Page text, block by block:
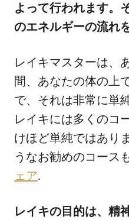
よって行われます。
のエネルギーの流れ
レイキマスターは、
間、あなたの体の上
で、それは非常に単
レイキには多くのコ
けほど単純ではあり
うなお勧めのコース
ェア.
レイキの目的は、精